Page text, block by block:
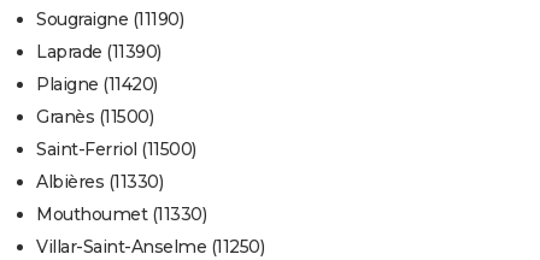
Sougraigne (11190)
Laprade (11390)
Plaigne (11420)
Granès (11500)
Saint-Ferriol (11500)
Albières (11330)
Mouthoumet (11330)
Villar-Saint-Anselme (11250)